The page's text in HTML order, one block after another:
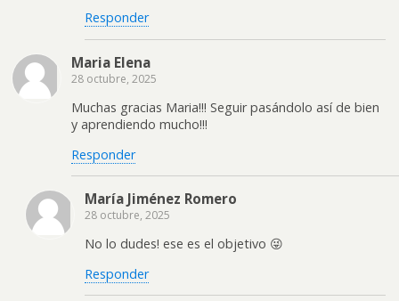
Responder
Maria Elena
28 octubre, 2025
Muchas gracias Maria!!! Seguir pasándolo así de bien
y aprendiendo mucho!!!
Responder
María Jiménez Romero
28 octubre, 2025
No lo dudes! ese es el objetivo 😜
Responder